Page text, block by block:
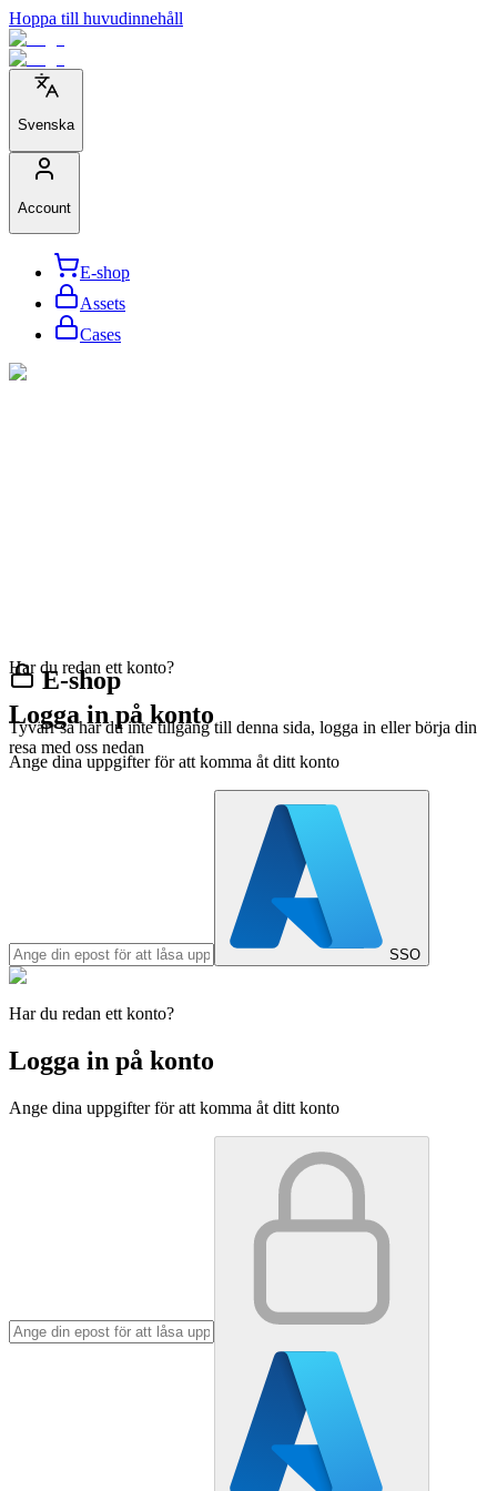
Hoppa till huvudinnehåll
Svenska
Account
E-shop
Assets
Cases
E-shop
Tyvärr så har du inte tillgång till denna sida, logga in eller börja din
resa med oss nedan
Har du redan ett konto?
Logga in på konto
Ange dina uppgifter för att komma åt ditt konto
SSO
Har du redan ett konto?
Logga in på konto
Ange dina uppgifter för att komma åt ditt konto